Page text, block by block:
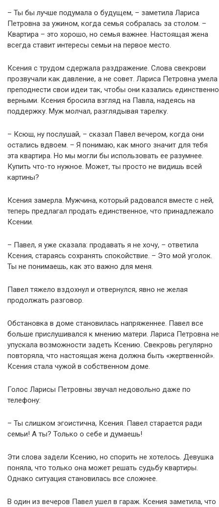
– Ты бы лучше подумала о будущем, – заметила Лариса
Петровна за ужином, когда семья собралась за столом. –
Квартира – это хорошо, но семья важнее. Настоящая жена
всегда ставит интересы семьи на первое место.
Ксения с трудом сдержала раздражение. Слова свекрови
прозвучали как давление, а не совет. Лариса Петровна умела
преподнести свои идеи так, чтобы они казались единственно
верными. Ксения бросила взгляд на Павла, надеясь на
поддержку. Муж молчал, разглядывая тарелку.
– Ксюш, ну послушай, – сказал Павел вечером, когда они
остались вдвоем. – Я понимаю, как много значит для тебя
эта квартира. Но мы могли бы использовать ее разумнее.
Купить что-то нужное. Может, ты просто не видишь всей
картины?
Ксения замерла. Мужчина, который радовался вместе с ней,
теперь предлагал продать единственное, что принадлежало
Ксении.
– Павел, я уже сказала: продавать я не хочу, – ответила
Ксения, стараясь сохранять спокойствие. – Это мой уголок.
Ты не понимаешь, как это важно для меня.
Павел тяжело вздохнул и отвернулся, явно не желая
продолжать разговор.
Обстановка в доме становилась напряженнее. Павел все
больше прислушивался к мнению матери. Лариса Петровна не
упускала возможности задеть Ксению. Свекровь регулярно
повторяла, что настоящая жена должна быть «жертвенной».
Ксения стала чужой в собственном доме.
Голос Ларисы Петровны звучал недовольно даже по
телефону:
– Ты слишком эгоистична, Ксения. Павел старается ради
семьи! А ты? Только о себе и думаешь!
Эти слова задели Ксению, но спорить не хотелось. Девушка
поняла, что только она может решать судьбу квартиры.
Однако ситуация становилась все сложнее.
В один из вечеров Павел ушел в гараж. Ксения заметила, что